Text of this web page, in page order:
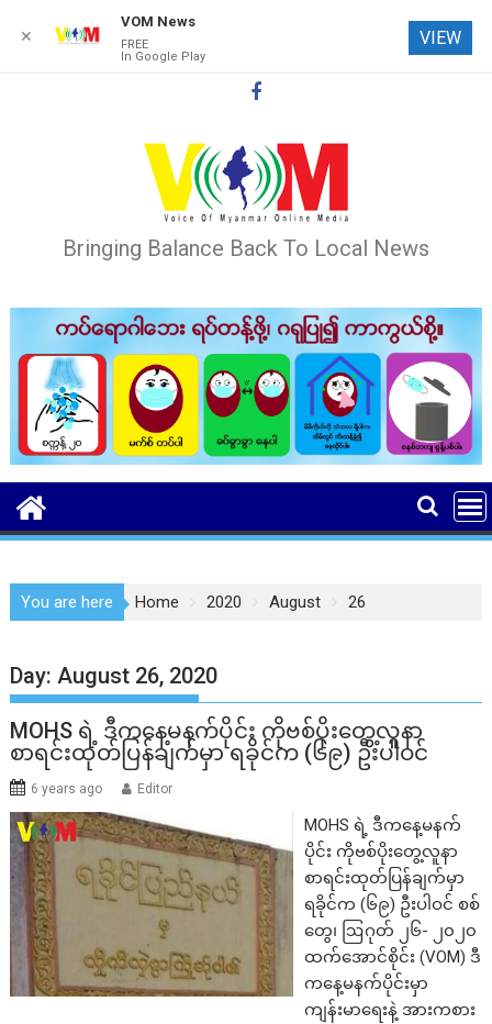
Bringing Balance Back To Local News
You are here Home 2020 August 26
Day:August 26, 2020
MOHS ရဲ့ ဒီကနေ့မနက်ပိုင်း ကိုဗစ်ပိုးတွေ့လူနာ
စာရင်းထုတ်ပြန်ချက်မှာ ရခိုင်က (၆၉) ဦးပါဝင်
6 years ago Editor
MOHS ရဲ့ ဒီကနေ့မနက်
ပိုင်း ကိုဗစ်ပိုးတွေ့လူနာ
စာရင်းထုတ်ပြန်ချက်မှာ
ရခိုင်က (၆၉) ဦးပါဝင် စစ်
တွေ၊ ဩဂုတ် ၂၆- ၂၀၂၀
ထက်အောင်စိုင်း (VOM) ဒီ
ကနေ့မနက်ပိုင်းမှာ
ကျန်းမာရေးနဲ့ အားကစား
✕
VOM News
FREE
In Google Play
VIEW